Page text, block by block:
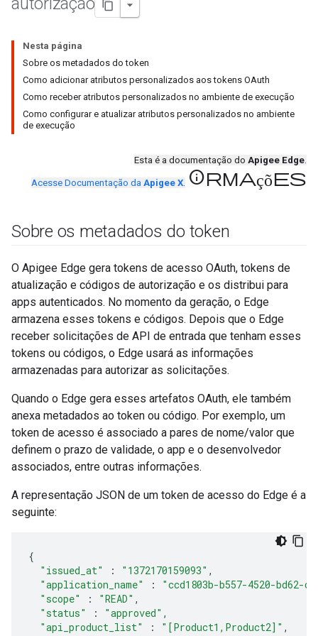
Nesta página
Sobre os metadados do token
Como adicionar atributos personalizados aos tokens OAuth
Como receber atributos personalizados no ambiente de execução
Como configurar e atualizar atributos personalizados no ambiente
de execução
Esta é a documentação do Apigee Edge.
Acesse Documentação da Apigee X. informações
Sobre os metadados do token
O Apigee Edge gera tokens de acesso OAuth, tokens de
atualização e códigos de autorização e os distribui para
apps autenticados. No momento da geração, o Edge
armazena esses tokens e códigos. Depois que o Edge
receber solicitações de API de entrada que tenham esses
tokens ou códigos, o Edge usará as informações
armazenadas para autorizar as solicitações.
Quando o Edge gera esses artefatos OAuth, ele também
anexa metadados ao token ou código. Por exemplo, um
token de acesso é associado a pares de nome/valor que
definem o prazo de validade, o app e o desenvolvedor
associados, entre outras informações.
A representação JSON de um token de acesso do Edge é a
seguinte:
{
"issued_at"
: "1372170159093" ,
"application_name"
:
"ccd1803b-b557-4520-bd62-
"scope"
: "READ" ,
"status"
: "approved" ,
"api_product_list"
: "[Product1,Product2]" ,